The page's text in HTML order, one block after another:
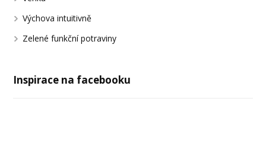
Výchova intuitivně
Zelené funkční potraviny
Inspirace na facebooku